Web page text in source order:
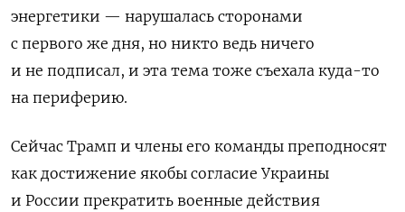
энергетики — нарушалась сторонами
с первого же дня, но никто ведь ничего
и не подписал, и эта тема тоже съехала куда-то
на периферию.
Сейчас Трамп и члены его команды преподносят
как достижение якобы согласие Украины
и России прекратить военные действия